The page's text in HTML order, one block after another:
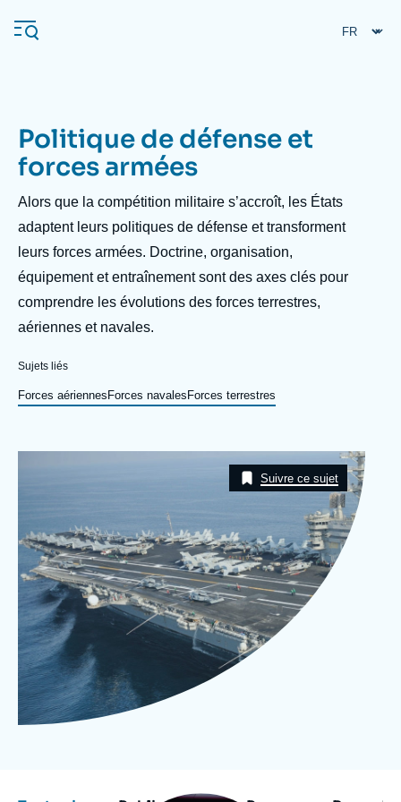
au
contenu
Navigation
principale
Analyses
Événements
Se connecter
Nous soutenir
À propos de l'Ifri
L'Ifri en bref
Recherches fréquentes
Politique de défense et
forces armées
Description
Alors que la compétition militaire s’accroît, les États
adaptent leurs politiques de défense et transforment
leurs forces armées. Doctrine, organisation,
équipement et entraînement sont des axes clés pour
comprendre les évolutions des forces terrestres,
aériennes et navales.
Sujets liés
Forces aériennes Forces navales Forces terrestres
Suivre ce sujet